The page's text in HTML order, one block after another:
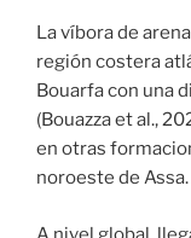
La víbora de
región costera
Bouarfa con una
(Bouazza et al.,
en otras
noroeste de Assa.